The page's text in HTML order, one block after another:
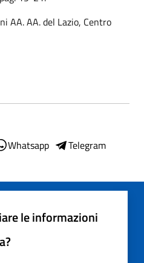
AA. AA. del Lazio, Centro
Whatsapp
Telegram
le informazioni